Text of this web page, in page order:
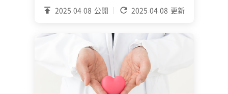
2025.04.08 公開 2025.04.08 更新